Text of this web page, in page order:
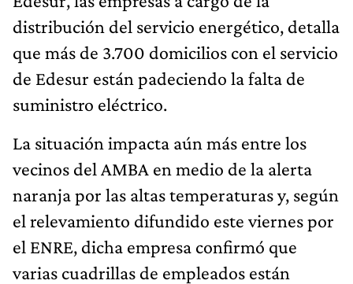
distribución del servicio energético, detalla
que más de 3.700 domicilios con el servicio
de Edesur están padeciendo la falta de
suministro eléctrico.
La situación impacta aún más entre los
vecinos del AMBA en medio de la alerta
naranja por las altas temperaturas y, según
el relevamiento difundido este viernes por
el ENRE, dicha empresa confirmó que
varias cuadrillas de empleados están